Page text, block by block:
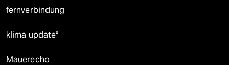
fernverbindung
klima update°
Mauerecho